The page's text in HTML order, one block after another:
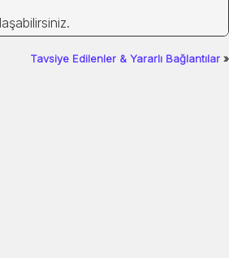
Tavsiye Edilenler & Yararlı Bağlantılar »